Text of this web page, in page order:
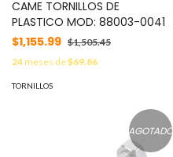
CAME TORNILLOS DE
PLASTICO MOD: 88003-0041
$1,155.99 $1,505.45
24meses de$69.86
TORNILLOS
AGOTADO